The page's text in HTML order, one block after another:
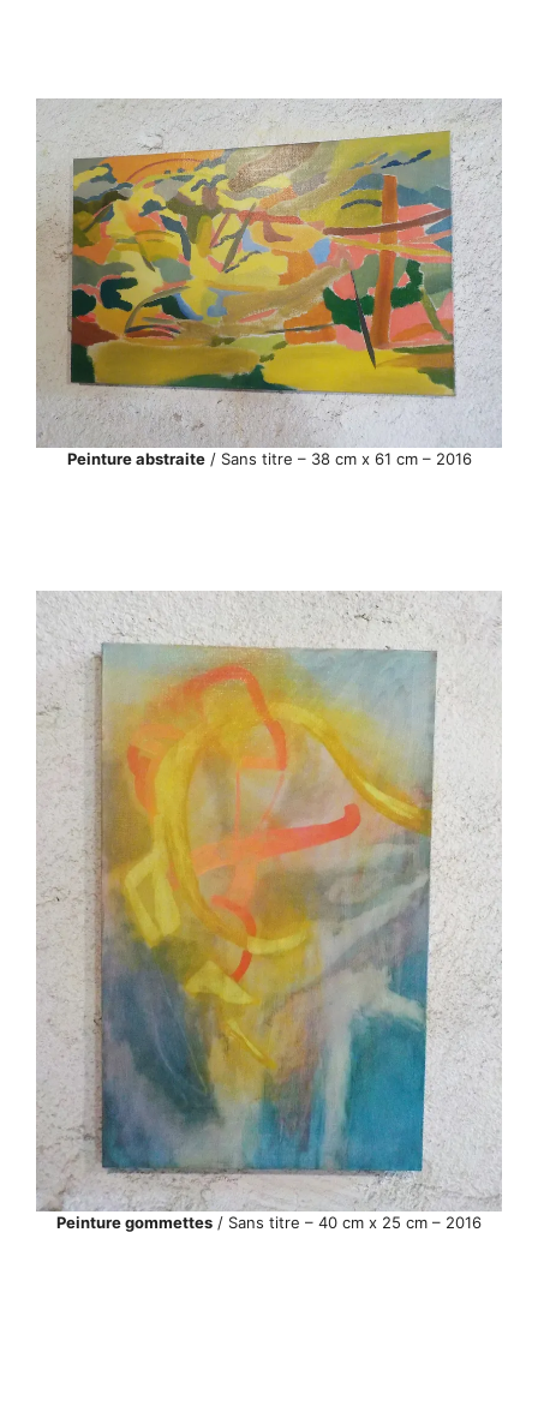
Peinture abstraite/ Sans titre – 38 cm x 61 cm – 2016
Peinture gommettes / Sans titre – 40 cm x 25 cm – 2016